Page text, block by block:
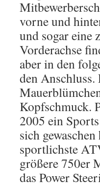
vorne und
und sogar eine
Vorderachse
aber in den
den
Kopfschmuck.
2005 ein
sich
sportlichste
größere 750er
das Power